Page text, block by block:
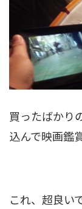
買ったばかり
込んで映画鑑
これ、超良い